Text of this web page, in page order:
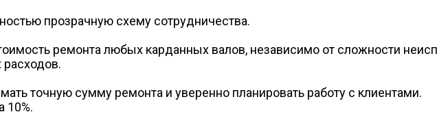
прозрачную схему сотрудничества.
ремонта любых карданных валов, независимо от сложности
точную сумму ремонта и уверенно планировать работу с клиентами.
10%.